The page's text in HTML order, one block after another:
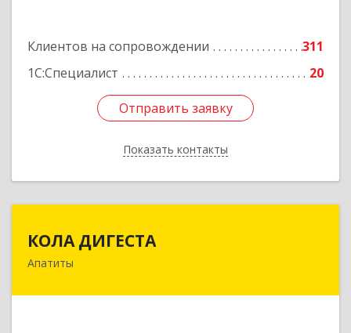
Клиентов на сопровождении
311
1С:Специалист
20
Отправить заявку
Показать контакты
Отправить заявку
Назад
КОЛА ДИГЕСТА
Апатиты